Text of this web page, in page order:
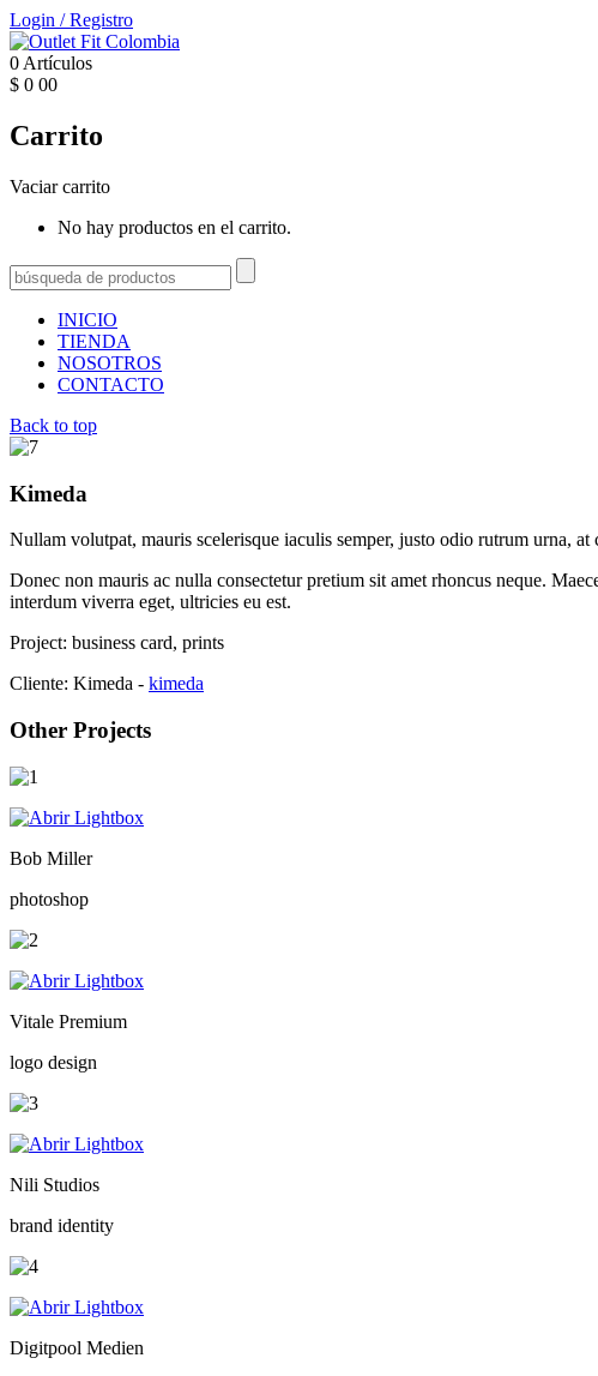
Login /Registro
0 Artículos
$ 0 00
Carrito
Vaciar carrito
No hay productos en el carrito.
INICIO
TIENDA
NOSOTROS
CONTACTO
Back to top
Kimeda
Nullam volutpat, mauris scelerisque iaculis semper, justo odio rutrum urna,
Donec non mauris ac nulla consectetur pretium sit amet rhoncus neque.
interdum viverra eget, ultricies eu est.
Project: business card, prints
Cliente: Kimeda - kimeda
Other Projects
Bob Miller
photoshop
Vitale Premium
logo design
Nili Studios
brand identity
Digitpool Medien